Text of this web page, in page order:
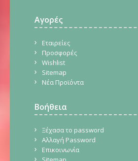
Αγορές
Εταιρείες
Προσφορές
Wishlist
Sitemap
Νέα Προϊόντα
Βοήθεια
Ξέχασα το password
Αλλαγή Password
Επικοινωνία